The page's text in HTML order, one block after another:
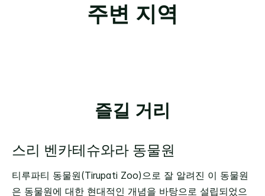
주변 지역
즐길 거리
스리 벤카테슈와라 동물원
티루파티 동물원(Tirupati Zoo)으로 잘 알려진 이 동물원
은 동물원에 대한 현대적인 개념을 바탕으로 설립되었으